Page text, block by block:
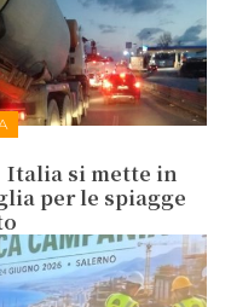
si mette in
per le spiagge